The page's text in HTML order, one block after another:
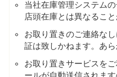
当社在庫管理システム
店頭在庫とは異なること
お取り置きのご連絡な
証は致しかねます。あ
お取り置きサービスを